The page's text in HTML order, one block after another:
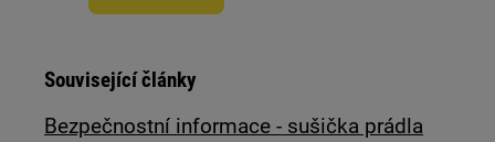
Související články
Bezpečnostní informace - sušička prádla